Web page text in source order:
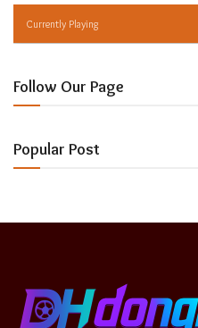
Currently Playing
Follow Our Page
Popular Post